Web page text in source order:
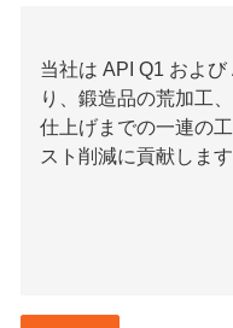
当社は API Q1 およ
り、鍛造品の荒加工
仕上げまでの一連の
スト削減に貢献します